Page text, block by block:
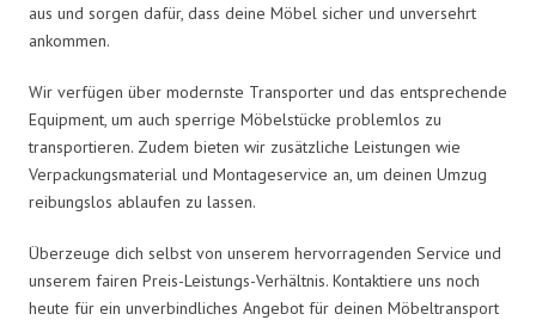
aus und sorgen dafür, dass deine Möbel sicher und unversehrt
ankommen.
Wir verfügen über modernste Transporter und das entsprechende
Equipment, um auch sperrige Möbelstücke problemlos zu
transportieren. Zudem bieten wir zusätzliche Leistungen wie
Verpackungsmaterial und Montageservice an, um deinen Umzug
reibungslos ablaufen zu lassen.
Überzeuge dich selbst von unserem hervorragenden Service und
unserem fairen Preis-Leistungs-Verhältnis. Kontaktiere uns noch
heute für ein unverbindliches Angebot für deinen Möbeltransport